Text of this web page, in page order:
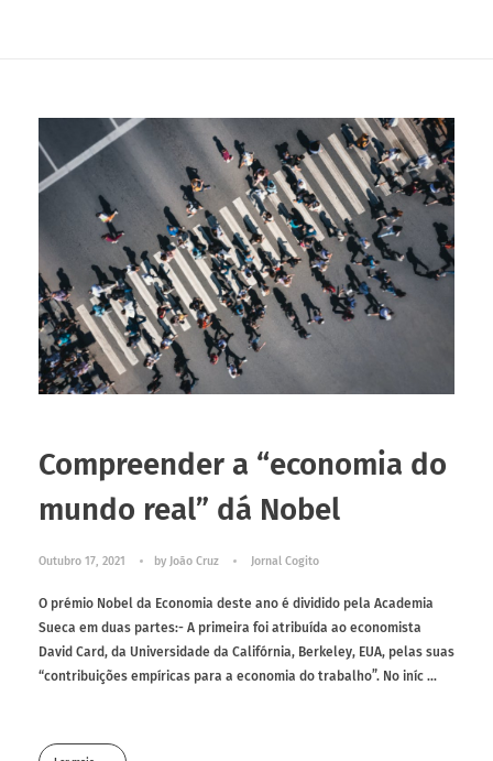
Compreender a “economia do
mundo real” dá Nobel
Outubro 17, 2021 by João Cruz Jornal Cogito
O prémio Nobel da Economia deste ano é dividido pela Academia
Sueca em duas partes:- A primeira foi atribuída ao economista
David Card, da Universidade da Califórnia, Berkeley, EUA, pelas suas
“contribuições empíricas para a economia do trabalho”. No iníc ...